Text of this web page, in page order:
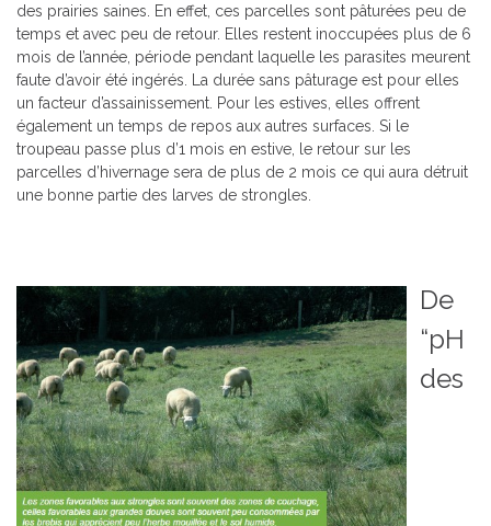
des prairies saines. En effet, ces parcelles sont pâturées peu de
temps et avec peu de retour. Elles restent inoccupées plus de 6
mois de l’année, période pendant laquelle les parasites meurent
faute d’avoir été ingérés. La durée sans pâturage est pour elles
un facteur d’assainissement. Pour les estives, elles offrent
également un temps de repos aux autres surfaces. Si le
troupeau passe plus d’1 mois en estive, le retour sur les
parcelles d’hivernage sera de plus de 2 mois ce qui aura détruit
une bonne partie des larves de strongles.
De
“pH
des